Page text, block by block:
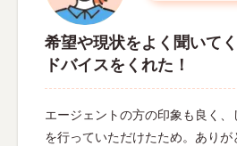
希望や現状をよく聞いて
ドバイスをくれた！
エージェントの方の印象も良く
を行っていただけたため。ありが